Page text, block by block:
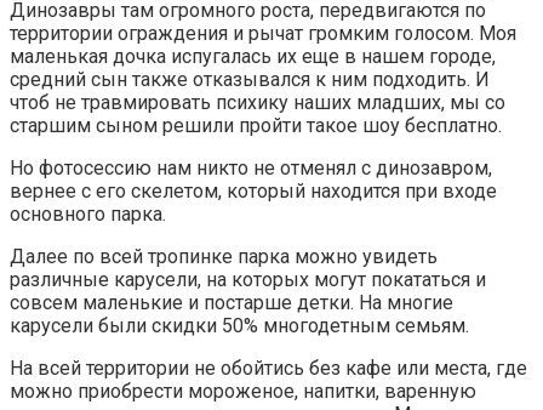
Динозавры там огромного роста, передвигаются по
территории ограждения и рычат громким голосом. Моя
маленькая дочка испугалась их еще в нашем городе,
средний сын также отказывался к ним подходить. И
чтоб не травмировать психику наших младших, мы со
старшим сыном решили пройти такое шоу бесплатно.
Но фотосессию нам никто не отменял с динозавром,
вернее с его скелетом, который находится при входе
основного парка.
Далее по всей тропинке парка можно увидеть
различные карусели, на которых могут покататься и
совсем маленькие и постарше детки. На многие
карусели были скидки 50% многодетным семьям.
На всей территории не обойтись без кафе или места, где
можно приобрести мороженое, напитки, варенную